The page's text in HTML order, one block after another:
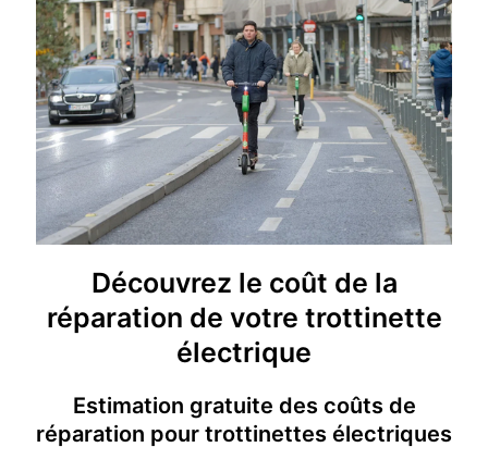
Découvrez le coût de la
réparation de votre trottinette
électrique
Estimation gratuite des coûts de
réparation pour trottinettes électriques